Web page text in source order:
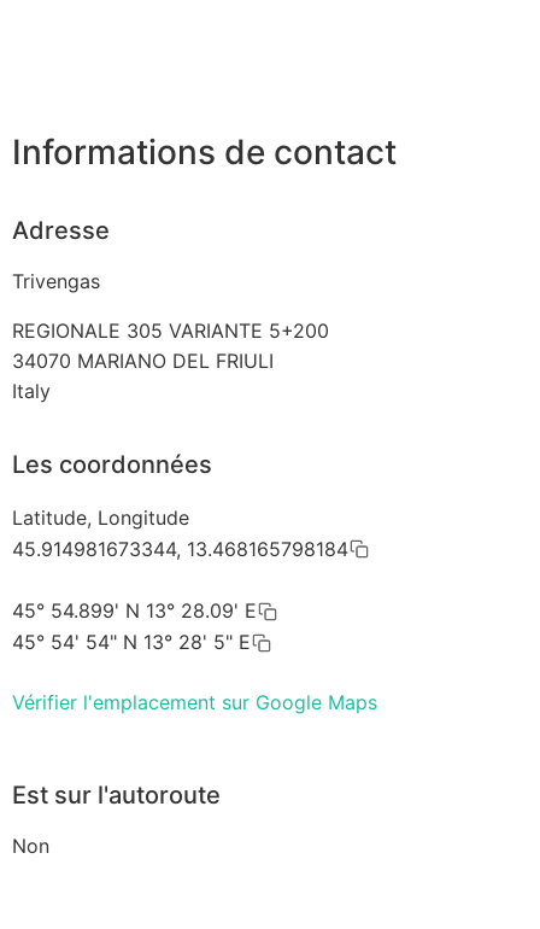
Informations de contact
Adresse
Trivengas
REGIONALE 305 VARIANTE 5+200
34070 MARIANO DEL FRIULI
Italy
Les coordonnées
Latitude, Longitude
45.914981673344, 13.468165798184
45° 54.899' N 13° 28.09' E
45° 54' 54" N 13° 28' 5" E
Vérifier l'emplacement sur Google Maps
Est sur l'autoroute
Non